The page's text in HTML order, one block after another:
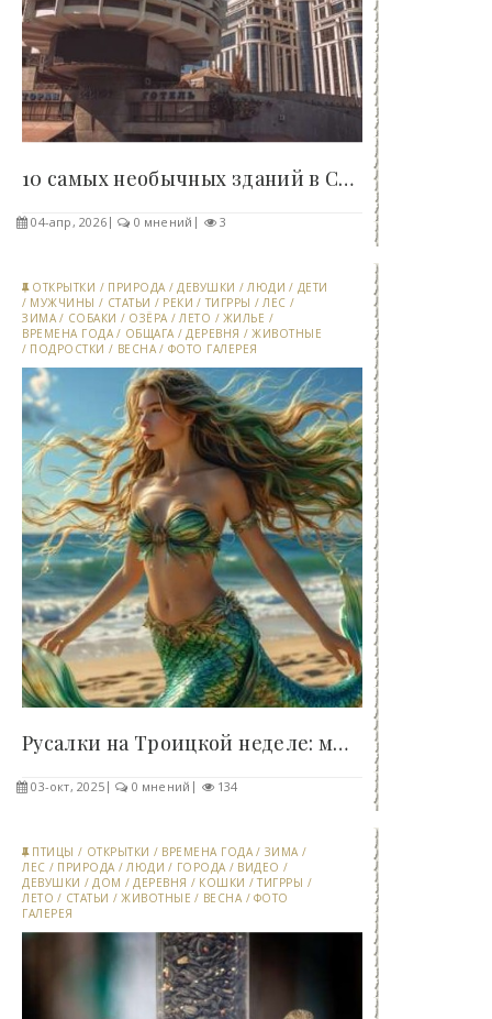
10 самых необычных зданий в СССР, нарушающих..
04-апр, 2026 0 мнений 3
ОТКРЫТКИ / ПРИРОДА / ДЕВУШКИ / ЛЮДИ / ДЕТИ
/ МУЖЧИНЫ / СТАТЬИ / РЕКИ / ТИГРРЫ / ЛЕС /
ЗИМА / СОБАКИ / ОЗЁРА / ЛЕТО / ЖИЛЬЕ /
ВРЕМЕНА ГОДА / ОБЩАГА / ДЕРЕВНЯ /ЖИВОТНЫЕ
/ ПОДРОСТКИ / ВЕСНА / ФОТО ГАЛЕРЕЯ
Русалки на Троицкой неделе: мифы, страхи и обряды..
03-окт, 2025 0 мнений 134
ПТИЦЫ / ОТКРЫТКИ / ВРЕМЕНА ГОДА / ЗИМА /
ЛЕС / ПРИРОДА /ЛЮДИ / ГОРОДА / ВИДЕО /
ДЕВУШКИ /ДОМ /ДЕРЕВНЯ / КОШКИ /ТИГРРЫ /
ЛЕТО / СТАТЬИ /ЖИВОТНЫЕ / ВЕСНА / ФОТО
ГАЛЕРЕЯ